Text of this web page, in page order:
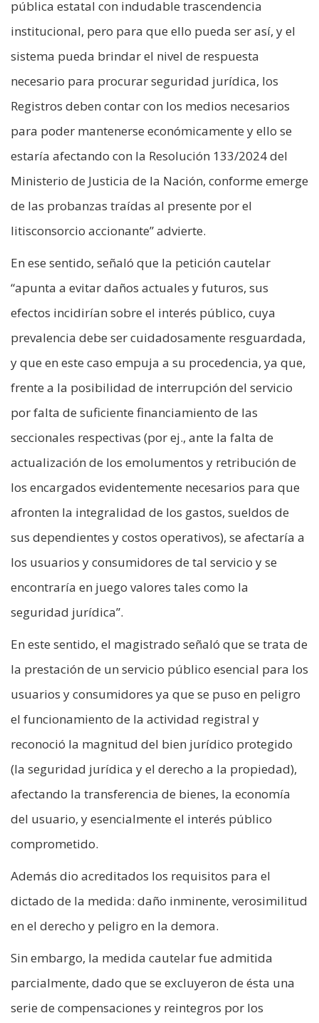
pública estatal con indudable trascendencia
institucional, pero para que ello pueda ser así, y el
sistema pueda brindar el nivel de respuesta
necesario para procurar seguridad jurídica, los
Registros deben contar con los medios necesarios
para poder mantenerse económicamente y ello se
estaría afectando con la Resolución 133/2024 del
Ministerio de Justicia de la Nación, conforme emerge
de las probanzas traídas al presente por el
litisconsorcio accionante” advierte.
En ese sentido, señaló que la petición cautelar
“apunta a evitar daños actuales y futuros, sus
efectos incidirían sobre el interés público, cuya
prevalencia debe ser cuidadosamente resguardada,
y que en este caso empuja a su procedencia, ya que,
frente a la posibilidad de interrupción del servicio
por falta de suficiente financiamiento de las
seccionales respectivas (por ej., ante la falta de
actualización de los emolumentos y retribución de
los encargados evidentemente necesarios para que
afronten la integralidad de los gastos, sueldos de
sus dependientes y costos operativos), se afectaría a
los usuarios y consumidores de tal servicio y se
encontraría en juego valores tales como la
seguridad jurídica”.
En este sentido, el magistrado señaló que se trata de
la prestación de un servicio público esencial para los
usuarios y consumidores ya que se puso en peligro
el funcionamiento de la actividad registral y
reconoció la magnitud del bien jurídico protegido
(la seguridad jurídica y el derecho a la propiedad),
afectando la transferencia de bienes, la economía
del usuario, y esencialmente el interés público
comprometido.
Además dio acreditados los requisitos para el
dictado de la medida: daño inminente, verosimilitud
en el derecho y peligro en la demora.
Sin embargo, la medida cautelar fue admitida
parcialmente, dado que se excluyeron de ésta una
serie de compensaciones y reintegros por los